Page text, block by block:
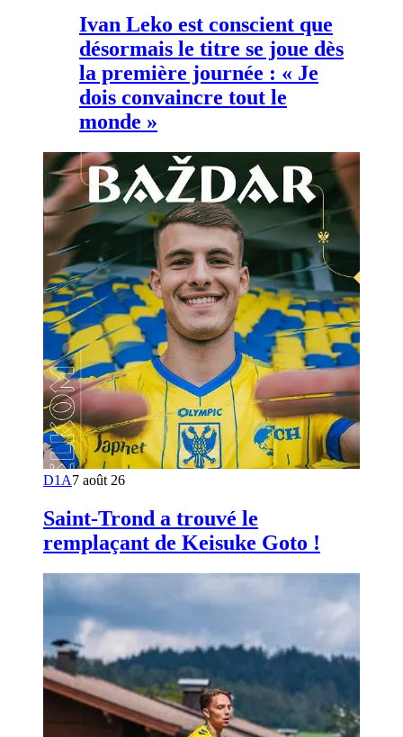
Ivan Leko est conscient que
désormais le titre se joue dès
la première journée : « Je
dois convaincre tout le
monde »
D1A7 août 26
Saint-Trond a trouvé le
remplaçant de Keisuke Goto !